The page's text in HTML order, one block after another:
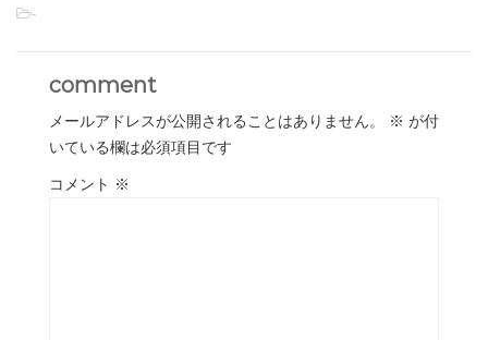
-
comment
メールアドレスが公開されることはありません。 ※ が付
いている欄は必須項目です
コメント ※